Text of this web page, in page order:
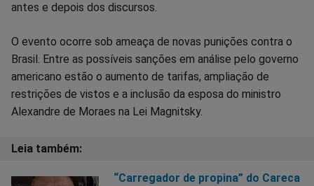
antes e depois dos discursos.
O evento ocorre sob ameaça de novas punições contra o
Brasil. Entre as possíveis sanções em análise pelo governo
americano estão o aumento de tarifas, ampliação de
restrições de vistos e a inclusão da esposa do ministro
Alexandre de Moraes na Lei Magnitsky.
“Carregador de propina” do Careca